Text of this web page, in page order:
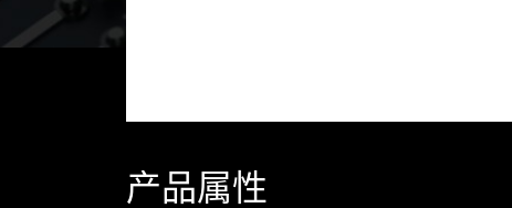
产品属性